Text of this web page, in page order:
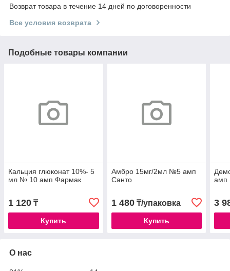
Возврат товара в течение 14 дней по договоренности
Все условия возврата
Подобные товары компании
Кальция глюконат 10%- 5
мл № 10 амп Фармак
1 120 ₸
Купить
Амбро 15мг/2мл №5 амп
Санто
1 480₸/упаковка
Купить
амп
3
О нас